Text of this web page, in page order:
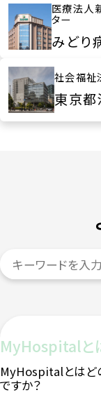
医療法人
ター
みどり
社会福祉
東京
MyHospitalと
MyHospitalとはど
ですか？